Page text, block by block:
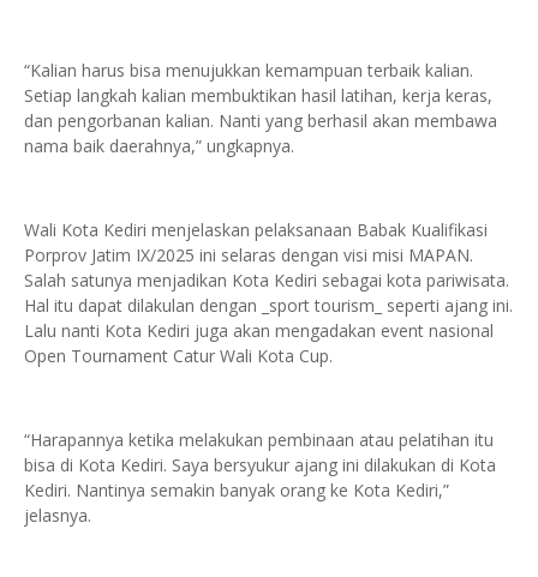
“Kalian harus bisa menujukkan kemampuan terbaik kalian.
Setiap langkah kalian membuktikan hasil latihan, kerja keras,
dan pengorbanan kalian. Nanti yang berhasil akan membawa
nama baik daerahnya,” ungkapnya.
Wali Kota Kediri menjelaskan pelaksanaan Babak Kualifikasi
Porprov Jatim IX/2025 ini selaras dengan visi misi MAPAN.
Salah satunya menjadikan Kota Kediri sebagai kota pariwisata.
Hal itu dapat dilakulan dengan _sport tourism_ seperti ajang ini.
Lalu nanti Kota Kediri juga akan mengadakan event nasional
Open Tournament Catur Wali Kota Cup.
“Harapannya ketika melakukan pembinaan atau pelatihan itu
bisa di Kota Kediri. Saya bersyukur ajang ini dilakukan di Kota
Kediri. Nantinya semakin banyak orang ke Kota Kediri,”
jelasnya.